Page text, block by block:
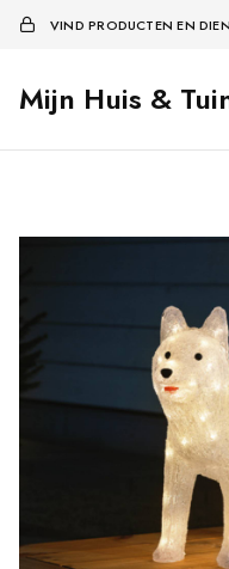
VIND PRODUCTEN EN
Mijn Huis &